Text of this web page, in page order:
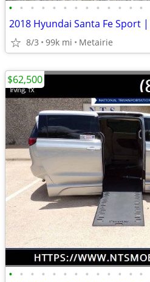
• • • • • • • • • • • • •
8/3 99k mi Metairie
• • • • • • • • • • • • •
$62,500